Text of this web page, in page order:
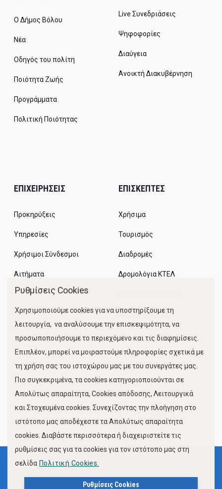
Ο Δήμος Βόλου
Νέα
Οδηγός του πολίτη
Ποιότητα Ζωής
Προγράμματα
Πολιτική Ποιότητας
Live Συνεδριάσεις
Ψηφοφορίες
Διαύγεια
Ανοικτή Διακυβέρνηση
ΕΠΙΧΕΙΡΗΣΕΙΣ
Προκηρύξεις
Υπηρεσίες
Χρήσιμοι Σύνδεσμοι
Αιτήματα
ΕΠΙΣΚΕΠΤΕΣ
Χρήσιμα
Τουρισμός
Διαδρομές
Δρομολόγια ΚΤΕΛ
Κίνηση Λιμένος
FOLLOW US
Όροι Χρήσης
Πολιτική Προστασίας Προσωπικών Δεδομένων
Ρυθμίσεις Cookies
Χρησιμοποιούμε cookies για να υποστηρίξουμε τη
λειτουργία, να αναλύσουμε την επισκεψιμότητα, να
προσωποποιήσουμε το περιεχόμενο και τις διαφημίσεις.
Επιπλέον, μπορεί να μοιραστούμε πληροφορίες σχετικά με
τη χρήση σας του ιστοχώρου μας με του συνεργάτες μας.
Πιο συγκεκριμένα, τα cookies κατηγοριοποιούνται σε
Απολύτως απαραίτητα, Cookies απόδοσης, Λειτουργικά
και Στοχευμένα cookies. Συνεχίζοντας την πλοήγηση στο
ιστότοπο μας αποδέχεστε τα Απολύτως απαραίτητα
cookies. Διαβάστε περισσότερα ή διαχειριστείτε τις
ρυθμίσεις σας για τα cookies για τον ιστότοπο μας στη
σελίδα Πολιτική Cookies.
Ρυθμίσεις Cookies